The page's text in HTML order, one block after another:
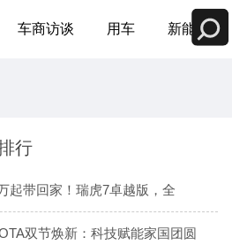
车商访谈 用车 新能源
行
起带回家！瑞虎7卓越版，全
双节焕新：科技赋能家国团圆